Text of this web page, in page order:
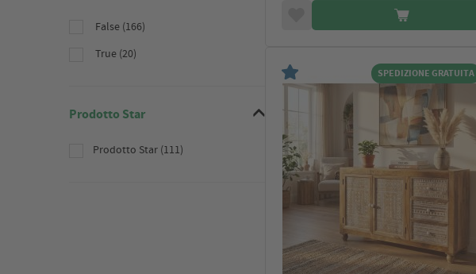
False (166)
True (20)
Prodotto Star
Prodotto Star (111)
SPEDIZIONE GRATUITA